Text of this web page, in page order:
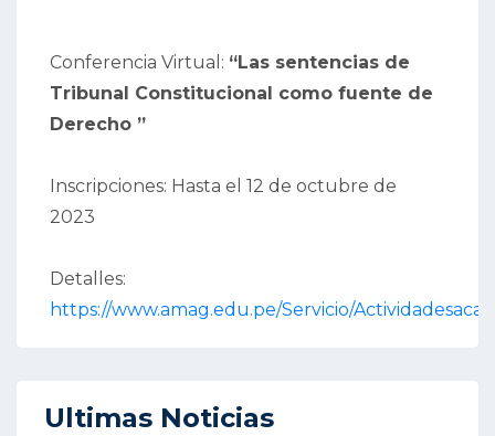
Conferencia Virtual: “Las sentencias de
Tribunal Constitucional como fuente de
Derecho ”
Inscripciones: Hasta el 12 de octubre de
2023
Detalles:
https://www.amag.edu.pe/Servicio/
Ultimas Noticias